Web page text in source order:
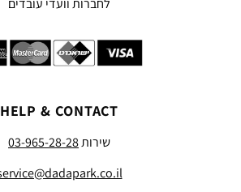
לחברות וועדי עובדים
HELP & CONTACT
שירות03-965-28-28
service@dadapark.co.il